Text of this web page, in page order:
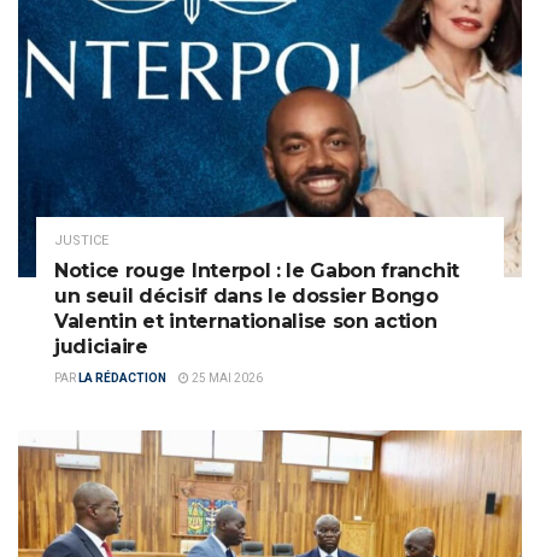
JUSTICE
Notice rouge Interpol : le Gabon franchit
un seuil décisif dans le dossier Bongo
Valentin et internationalise son action
judiciaire
PAR LA RÉDACTION 25 MAI 2026